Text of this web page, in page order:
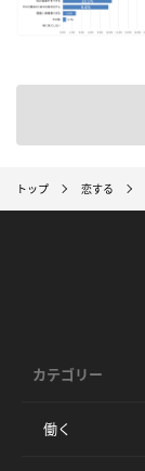
トップ 恋する
カテゴリー
働く